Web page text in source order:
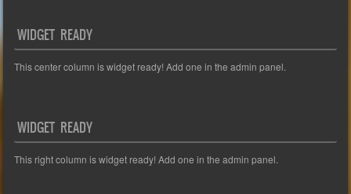
WIDGET READY
This center column is widget ready! Add one in the admin panel.
WIDGET READY
This right column is widget ready! Add one in the admin panel.